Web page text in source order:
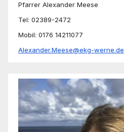
Pfarrer Alexander Meese
Tel: 02389-2472
Mobil: 0176 14211077
Alexander.Meese@ekg-werne.de